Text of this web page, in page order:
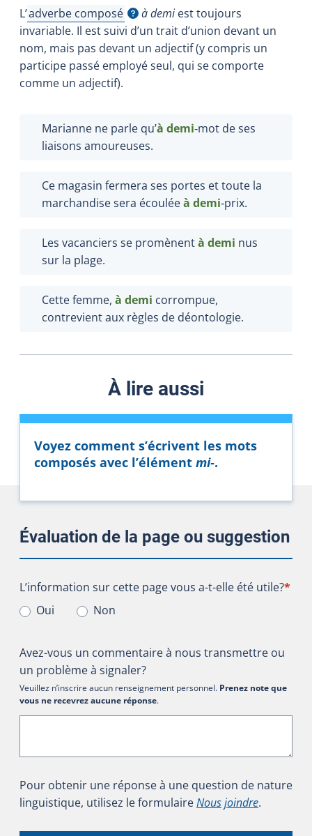
L’adverbe composé
Afficher l'infobulle à demi est toujours
invariable. Il est suivi d’un trait d’union devant un
nom, mais pas devant un adjectif (y compris un
participe passé employé seul, qui se comporte
comme un adjectif).
Marianne ne parle qu’à demi‑mot de ses
liaisons amoureuses.
Ce magasin fermera ses portes et toute la
marchandise sera écouléeà demi‑prix.
Les vacanciers se promènentà demi nus
sur la plage.
Cette femme, à demi corrompue,
contrevient aux règles de déontologie.
À lire aussi
Voyez comment s’écrivent les mots
composés avec l’élément mi‑.
Évaluation de la page ou suggestion
L’information sur cette page vous a-t-elle été utile?
L’information sur cette page vous a-t-elle été utile?*
Oui
Non
Avez-vous un commentaire à nous transmettre ou
un problème à signaler?
Veuillez n’inscrire aucun renseignement personnel. Prenez note que
vous ne recevrez aucune réponse.
Pour obtenir une réponse à une question de nature
linguistique, utilisez le formulaireNous joindre.